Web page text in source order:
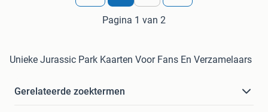
Pagina 1 van 2
Unieke Jurassic Park Kaarten Voor Fans En Verzamelaars
Gerelateerde zoektermen